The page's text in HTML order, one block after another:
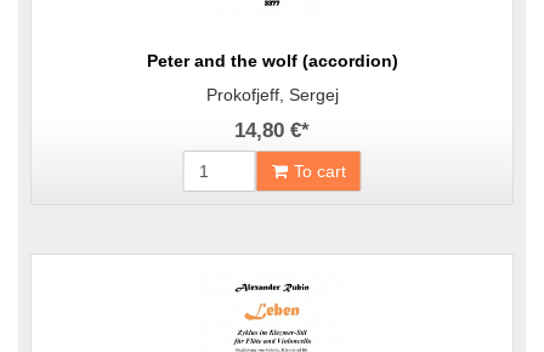
Peter and the wolf (accordion)
Prokofjeff, Sergej
14,80 €*
To cart